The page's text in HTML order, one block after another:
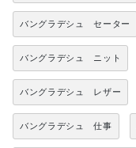
バングラデシュ セーター
バングラデシュ ニット
バングラデシュ レザー
バングラデシュ 仕事